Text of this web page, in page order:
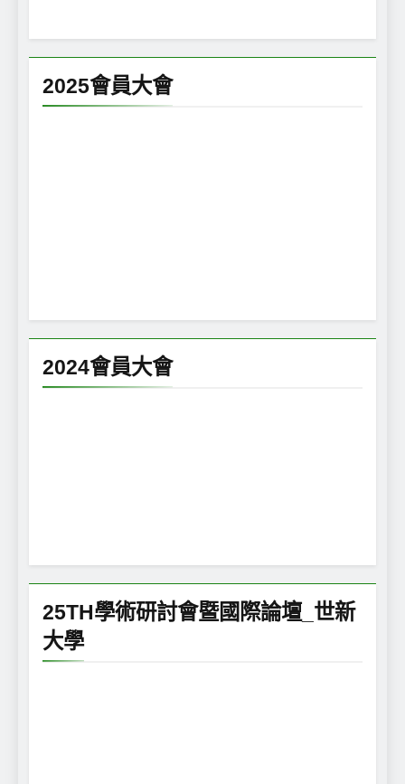
2025會員大會
2024會員大會
25TH學術研討會暨國際論壇_世新
大學